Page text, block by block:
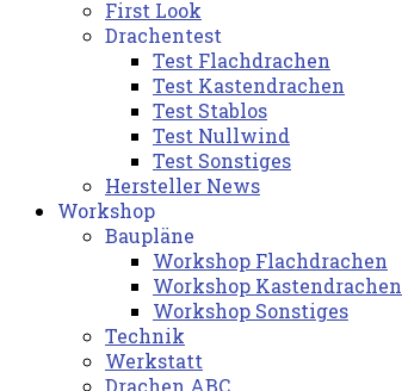
First Look
Drachentest
Test Flachdrachen
Test Kastendrachen
Test Stablos
Test Nullwind
Test Sonstiges
Hersteller News
Workshop
Baupläne
Workshop Flachdrachen
Workshop Kastendrachen
Workshop Sonstiges
Technik
Werkstatt
Drachen ABC